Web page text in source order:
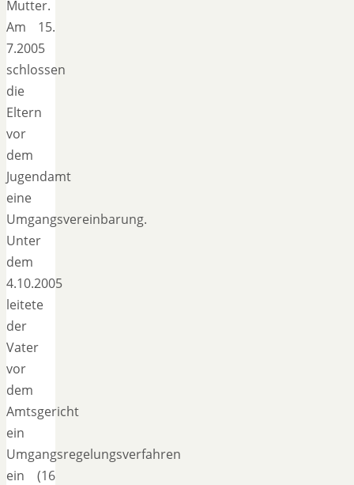
Mutter.
Am 15.
7.2005
schlossen
die
Eltern
vor
dem
Jugendamt
eine
Umgangsvereinbarung.
Unter
dem
4.10.2005
leitete
der
Vater
vor
dem
Amtsgericht
ein
Umgangsregelungsverfahren
ein (16